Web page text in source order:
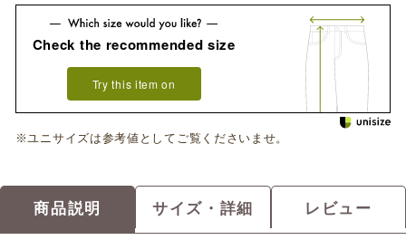
Check the recommended size
Try this item on
※ユニサイズは参考値としてご覧くださいませ。
商品説明 サイズ・詳細 レビュー